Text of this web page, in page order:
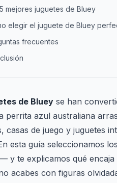
mejores juguetes de Bluey
elegir el juguete de Bluey
frecuentes
de Bluey se han
perrita azul australiana
casas de juego y juguetes
esta guía seleccionamos los
— y te explicamos qué
acabes con figuras